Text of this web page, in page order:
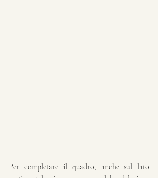
Per completare il quadro, anche sul lato